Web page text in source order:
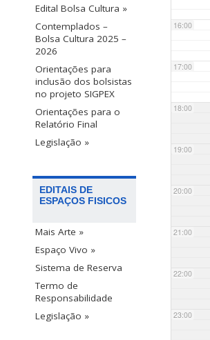
Edital Bolsa Cultura »
Contemplados –
Bolsa Cultura 2025 –
2026
Orientações para
inclusão dos bolsistas
no projeto SIGPEX
Orientações para o
Relatório Final
Legislação »
EDITAIS DE
ESPAÇOS FISICOS
Mais Arte »
Espaço Vivo »
Sistema de Reserva
Termo de
Responsabilidade
Legislação »
16:00
17:00
18:00
19:00
20:00
21:00
22:00
23:00